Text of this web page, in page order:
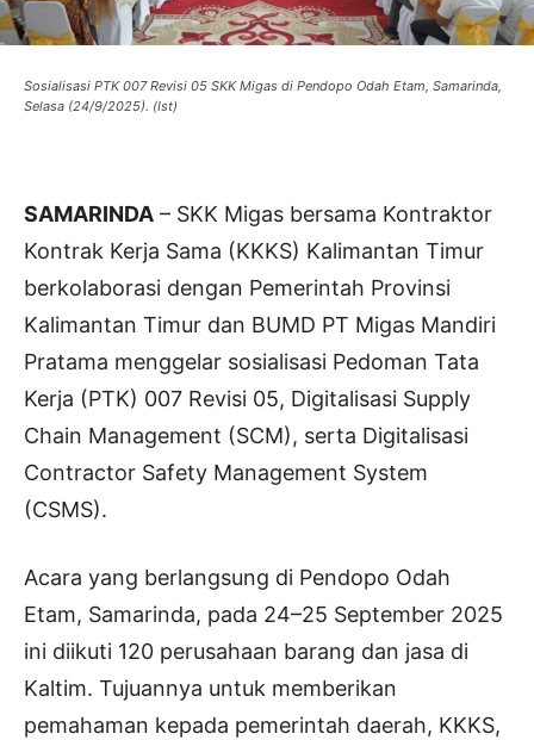
Sosialisasi PTK 007 Revisi 05 SKK Migas di Pendopo Odah Etam, Samarinda,
Selasa (24/9/2025). (Ist)
SAMARINDA – SKK Migas bersama Kontraktor
Kontrak Kerja Sama (KKKS) Kalimantan Timur
berkolaborasi dengan Pemerintah Provinsi
Kalimantan Timur dan BUMD PT Migas Mandiri
Pratama menggelar sosialisasi Pedoman Tata
Kerja (PTK) 007 Revisi 05, Digitalisasi Supply
Chain Management (SCM), serta Digitalisasi
Contractor Safety Management System
(CSMS).
Acara yang berlangsung di Pendopo Odah
Etam, Samarinda, pada 24–25 September 2025
ini diikuti 120 perusahaan barang dan jasa di
Kaltim. Tujuannya untuk memberikan
pemahaman kepada pemerintah daerah, KKKS,